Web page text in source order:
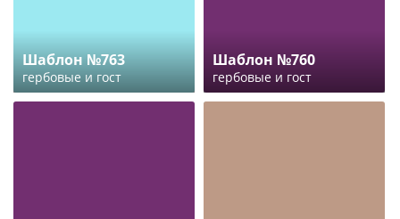
Шаблон №763
гербовые и гост
Шаблон №760
гербовые и гост